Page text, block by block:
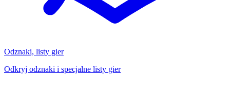
Odznaki, listy gier
Odkryj odznaki i specjalne listy gier